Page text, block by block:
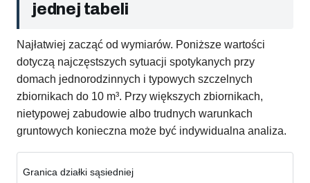
jednej tabeli
Najłatwiej zacząć od wymiarów. Poniższe wartości
dotyczą najczęstszych sytuacji spotykanych przy
domach jednorodzinnych i typowych szczelnych
zbiornikach do 10 m³. Przy większych zbiornikach,
nietypowej zabudowie albo trudnych warunkach
gruntowych konieczna może być indywidualna analiza.
Granica działki sąsiedniej